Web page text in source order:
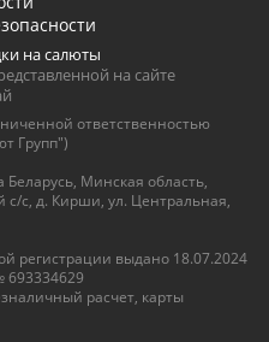
на салюты
на сайте
ответственностью
Групп")
Минская область,
с, д. Кирши, ул. Центральная,
регистрации выдано 18.07.2024
расчет, карты